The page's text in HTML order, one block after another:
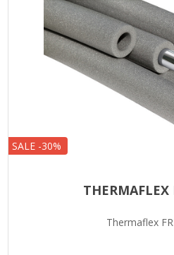
SALE -30%
THERMAFLEX
Thermaflex